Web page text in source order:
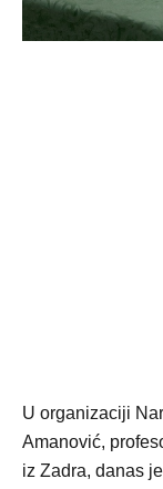
U organizaciji
Amanović,
iz Zadra, danas